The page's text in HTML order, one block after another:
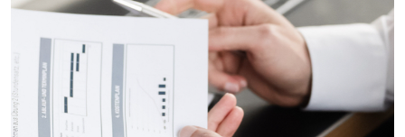
ZUR ERFOLGSGESCHICHTE